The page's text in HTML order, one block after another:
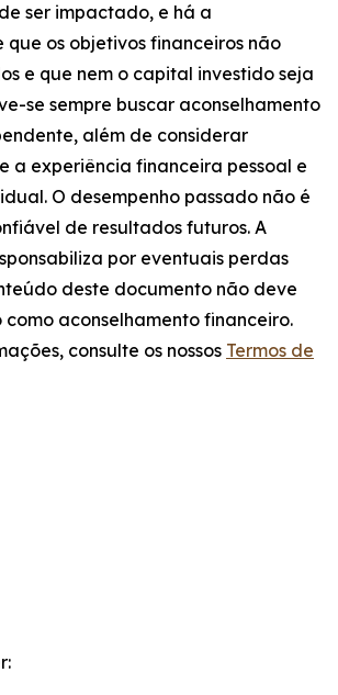
ser impactado, e há a
que os objetivos financeiros não
e que nem o capital investido seja
se sempre buscar aconselhamento
além de considerar
a experiência financeira pessoal e
O desempenho passado não é
de resultados futuros. A
por eventuais perdas
deste documento não deve
aconselhamento financeiro.
consulte os nossos Termos de